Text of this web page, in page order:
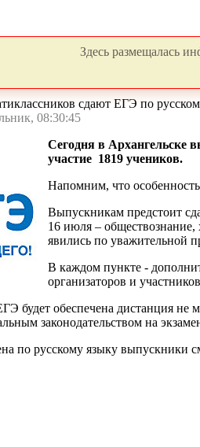
Здесь размещалась
сдают ЕГЭ по
08:30:45
Сегодня в Архангельске
участие 1819 учеников.
Напомним, что
Выпускникам предстоит
16 июля –
явились по уважительной
В каждом пункте -
организаторов и
будет обеспечена дистанция не
законодательством на
по русскому языку выпускники